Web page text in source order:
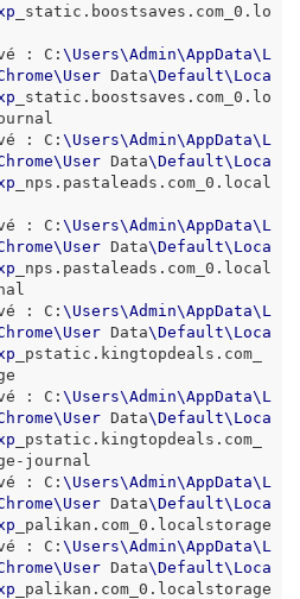
_static.boostsaves.com_0.lo
: C:\ Users\Admin\AppData\ L
\ User Data\Default\ Loca
_static.boostsaves.com_0.lo
: C:\ Users\Admin\AppData\ L
\ User Data\Default\ Loca
_nps.pastaleads.com_0.local
: C:\ Users\Admin\AppData\ L
\ User Data\Default\ Loca
_nps.pastaleads.com_0.local
: C:\ Users\Admin\AppData\ L
\ User Data\Default\ Loca
_pstatic.kingtopdeals.com_
: C:\ Users\Admin\AppData\ L
\ User Data\Default\ Loca
_pstatic.kingtopdeals.com_
journal
: C:\ Users\Admin\AppData\ L
\ User Data\Default\ Loca
_palikan.com_0.localstorage
: C:\ Users\Admin\AppData\ L
\ User Data\Default\ Loca
_palikan.com_0.localstorage